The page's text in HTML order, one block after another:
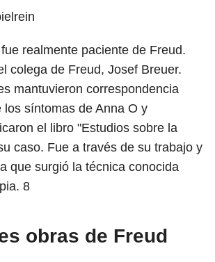
realmente paciente de Freud.
colega de Freud, Josef Breuer.
mantuvieron correspondencia
los síntomas de Anna O y
el libro "Estudios sobre la
caso. Fue a través de su trabajo y
que surgió la técnica conocida
8
obras de Freud